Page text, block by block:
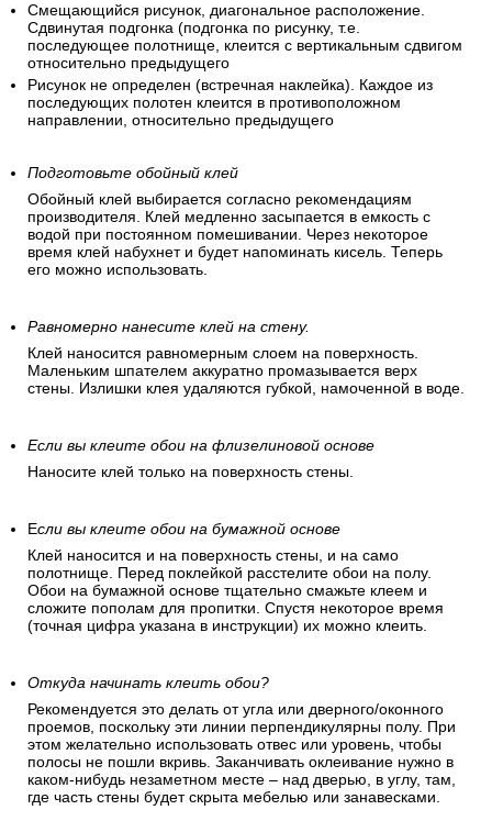
Смещающийся рисунок, диагональное расположение.
Сдвинутая подгонка (подгонка по рисунку, т.е.
последующее полотнище, клеится с вертикальным сдвигом
относительно предыдущего
Рисунок не определен (встречная наклейка). Каждое из
последующих полотен клеится в противоположном
направлении, относительно предыдущего
Подготовьте обойный клей
Обойный клей выбирается согласно рекомендациям
производителя. Клей медленно засыпается в емкость с
водой при постоянном помешивании. Через некоторое
время клей набухнет и будет напоминать кисель. Теперь
его можно использовать.
Равномерно нанесите клей на стену.
Клей наносится равномерным слоем на поверхность.
Маленьким шпателем аккуратно промазывается верх
стены. Излишки клея удаляются губкой, намоченной в воде.
Если вы клеите обои на флизелиновой основе
Наносите клей только на поверхность стены.
Если вы клеите обои на бумажной основе
Клей наносится и на поверхность стены, и на само
полотнище. Перед поклейкой расстелите обои на полу.
Обои на бумажной основе тщательно смажьте клеем и
сложите пополам для пропитки. Спустя некоторое время
(точная цифра указана в инструкции) их можно клеить.
Откуда начинать клеить обои?
Рекомендуется это делать от угла или дверного/оконного
проемов, поскольку эти линии перпендикулярны полу. При
этом желательно использовать отвес или уровень, чтобы
полосы не пошли вкривь. Заканчивать оклеивание нужно в
каком-нибудь незаметном месте – над дверью, в углу, там,
где часть стены будет скрыта мебелью или занавесками.